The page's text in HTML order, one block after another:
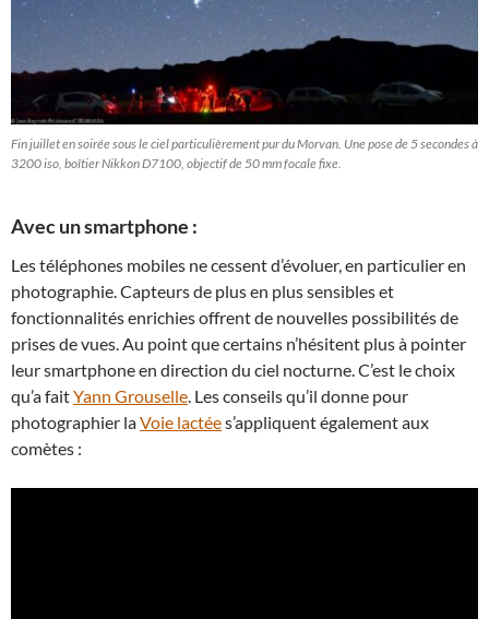
Fin juillet en soirée sous le ciel particulièrement pur du Morvan. Une pose de 5 secondes à
3200 iso, boîtier Nikkon D7100, objectif de 50 mm focale fixe.
Avec un smartphone :
Les téléphones mobiles ne cessent d’évoluer, en particulier en
photographie. Capteurs de plus en plus sensibles et
fonctionnalités enrichies offrent de nouvelles possibilités de
prises de vues. Au point que certains n’hésitent plus à pointer
leur smartphone en direction du ciel nocturne. C’est le choix
qu’a faitYann Grouselle. Les conseils qu’il donne pour
photographier laVoie lactées’appliquent également aux
comètes :